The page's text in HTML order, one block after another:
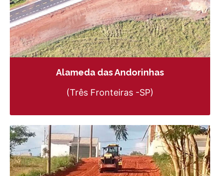
Alameda das Andorinhas
(Três Fronteiras -SP)